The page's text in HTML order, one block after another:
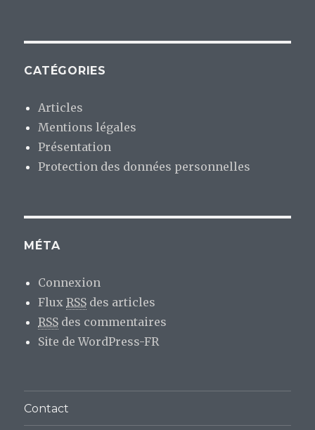
CATÉGORIES
Articles
Mentions légales
Présentation
Protection des données personnelles
MÉTA
Connexion
FluxRSS des articles
RSS des commentaires
Site de WordPress-FR
Contact